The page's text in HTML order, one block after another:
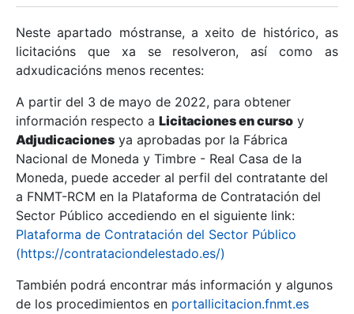
Mostrar/Ocultar
Mostrar/Ocultar
Mostrar/Ocultar
Neste apartado móstranse, a xeito de histórico, as
licitacións que xa se resolveron, así como as
adxudicacións menos recentes:
A partir del 3 de mayo de 2022, para obtener
información respecto a Licitaciones en curso y
Adjudicaciones ya aprobadas por la Fábrica
Nacional de Moneda y Timbre - Real Casa de la
Moneda, puede acceder al perfil del contratante del
a FNMT-RCM en la Plataforma de Contratación del
Sector Público accediendo en el siguiente link:
Plataforma de Contratación del Sector Público
(https://contrataciondelestado.es/)
También podrá encontrar más información y algunos
de los procedimientos en portallicitacion.fnmt.es